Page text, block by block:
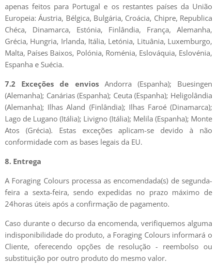
apenas feitos para Portugal e os restantes países da União
Europeia: Áustria, Bélgica, Bulgária, Croácia, Chipre, Republica
Chéca, Dinamarca, Estónia, Finlândia, França, Alemanha,
Grécia, Hungria, Irlanda, Itália, Letónia, Lituânia, Luxemburgo,
Malta, Países Baixos, Polónia, Roménia, Eslováquia, Eslovénia,
Espanha e Suécia.
7.2 Exceções de enviosAndorra (Espanha); Buesingen
(Alemanha); Canárias (Espanha); Ceuta (Espanha); Heligolândia
(Alemanha); Ilhas Aland (Finlândia); Ilhas Faroé (Dinamarca);
Lago de Lugano (Itália); Livigno (Itália); Melila (Espanha); Monte
Atos (Grécia). Estas exceções aplicam-se devido à não
conformidade com as bases legais da EU.
8. Entrega
A Foraging Colours processa as encomendada(s) de segunda-
feira a sexta-feira, sendo expedidas no prazo máximo de
24horas úteis após a confirmação de pagamento.
Caso durante o decurso da encomenda, verifiquemos alguma
indisponibilidade do produto, a Foraging Colours informará o
Cliente, oferecendo opções de resolução - reembolso ou
substituição por outro produto do mesmo valor.